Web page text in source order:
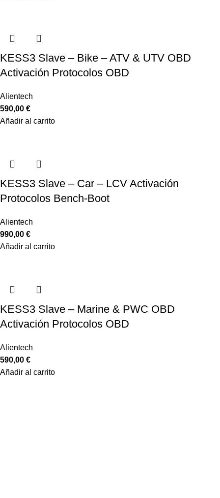
KESS3 Slave – Bike – ATV & UTV OBD
Activación Protocolos OBD
Alientech
590,00 €
Añadir al carrito
KESS3 Slave – Car – LCV Activación
Protocolos Bench-Boot
Alientech
990,00 €
Añadir al carrito
KESS3 Slave – Marine & PWC OBD
Activación Protocolos OBD
Alientech
590,00 €
Añadir al carrito